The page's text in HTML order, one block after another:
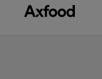
Gå direkt till innehåll